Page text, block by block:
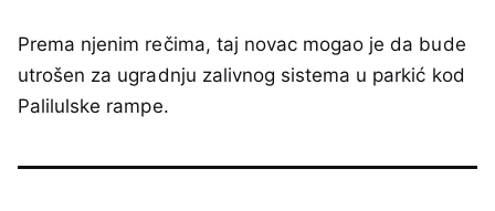
Prema njenim rečima, taj novac mogao je da bude
utrošen za ugradnju zalivnog sistema u parkić kod
Palilulske rampe.